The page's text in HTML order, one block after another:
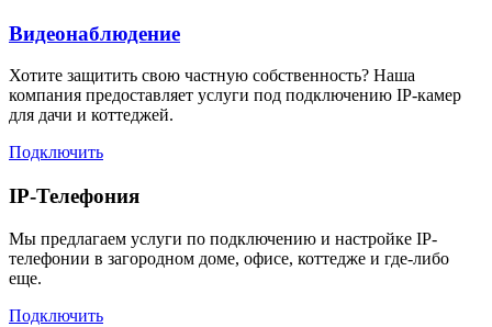
Видеонаблюдение
Хотите защитить свою частную собственность? Наша
компания предоставляет услуги под подключению IP-камер
для дачи и коттеджей.
Подключить
IP-Телефония
Мы предлагаем услуги по подключению и настройке IP-
телефонии в загородном доме, офисе, коттедже и где-либо
еще.
Подключить